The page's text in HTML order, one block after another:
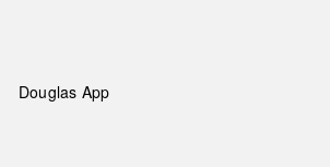
Douglas App